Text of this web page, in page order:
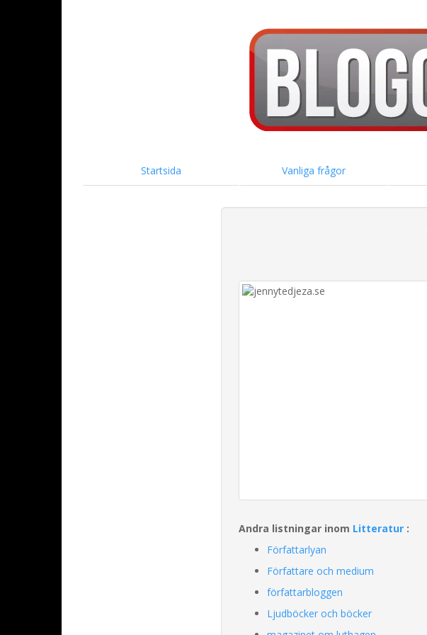
Startsida Vanliga frågor
Andra listningar inom Litteratur :
Författarlyan
Författare och medium
författarbloggen
Ljudböcker och böcker